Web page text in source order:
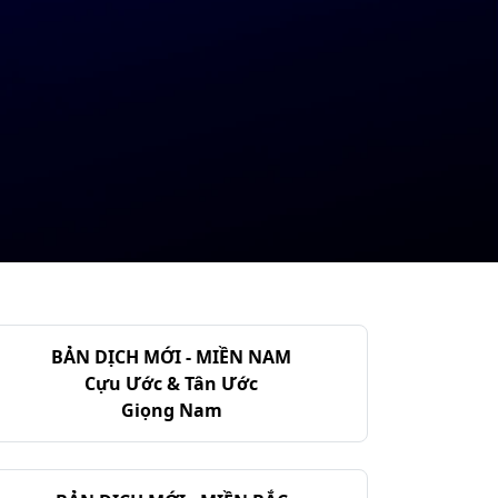
BẢN DỊCH MỚI - MIỀN NAM
Cựu Ước & Tân Ước
Giọng Nam